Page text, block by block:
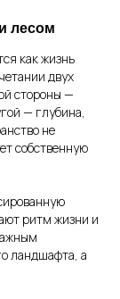
лесом
как жизнь
двух
стороны —
— глубина,
не
собственную
ритм жизни и
ландшафта, а